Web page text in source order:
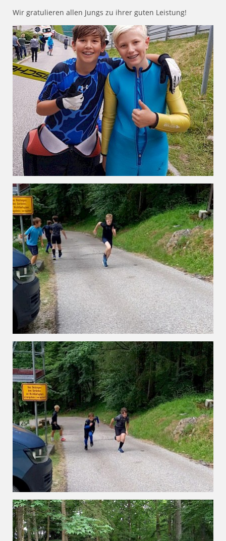
Wir gratulieren allen Jungs zu ihrer guten Leistung!